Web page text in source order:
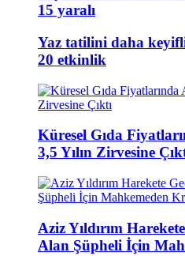
15 yaralı
Yaz tatilini daha
20 etkinlik
Küresel Gıda
3,5 Yılın Zirvesine
Aziz Yıldırım
Alan Şüpheli İçin